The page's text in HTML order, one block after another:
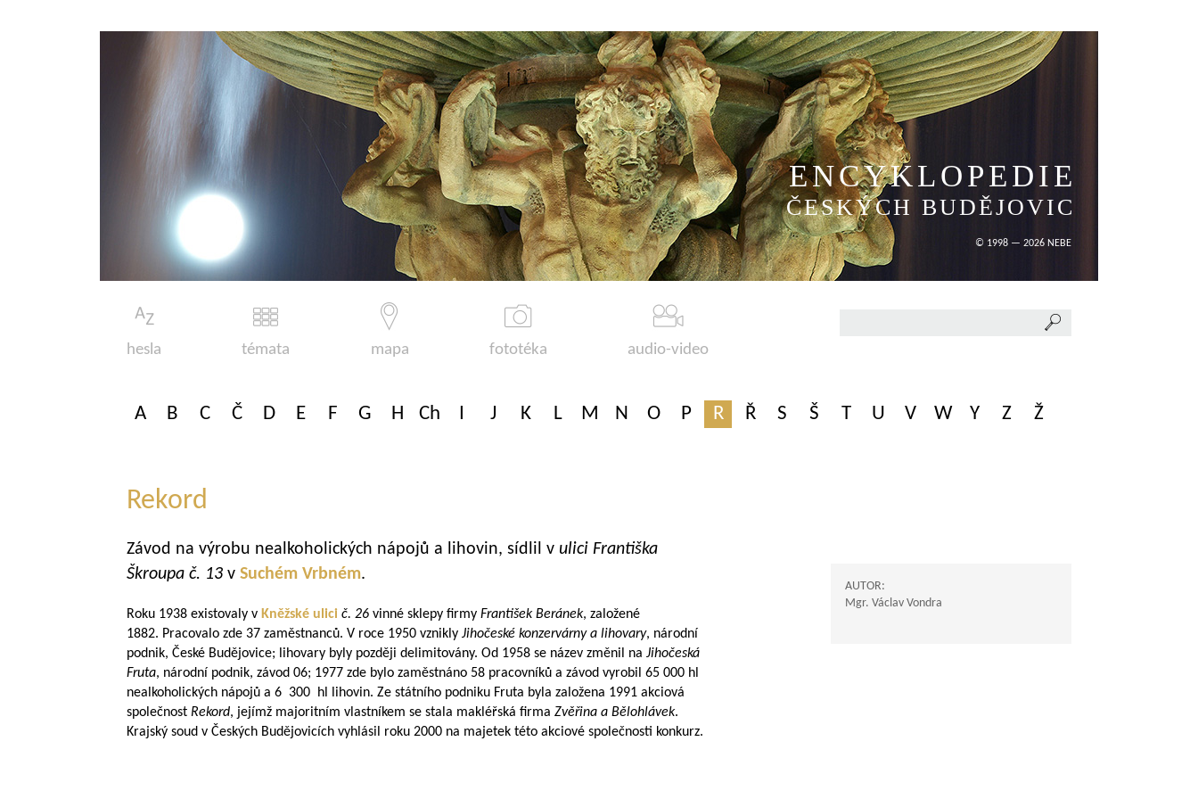
ENCYKLOPEDIE
ČESKÝCH BUDĚJOVIC
© 1998 — 2026 NEBE
hesla témata mapa fototéka audio-video
A B C Č D E F G H Ch I J K L M N O P R Ř S Š T U V W Y Z Ž
Rekord
Závod na výrobu nealkoholických nápojů a lihovin, sídlil v ulici Františka
Škroupa č. 13 v Suchém Vrbném.
Roku 1938 existovaly v Kněžské ulici č. 26 vinné sklepy firmy František Beránek, založené
1882. Pracovalo zde 37 zaměstnanců. V roce 1950 vznikly Jihočeské konzervárny a lihovary, národní
podnik, České Budějovice; lihovary byly později delimitovány. Od 1958 se název změnil na Jihočeská
Fruta, národní podnik, závod 06; 1977 zde bylo zaměstnáno 58 pracovníků a závod vyrobil 65 000 hl
nealkoholických nápojů a 6 300 hl lihovin. Ze státního podniku Fruta byla založena 1991 akciová
společnost Rekord, jejímž majoritním vlastníkem se stala makléřská firma Zvěřina a Bělohlávek.
Krajský soud v Českých Budějovicích vyhlásil roku 2000 na majetek této akciové společnosti konkurz.
AUTOR:
Mgr. Václav Vondra